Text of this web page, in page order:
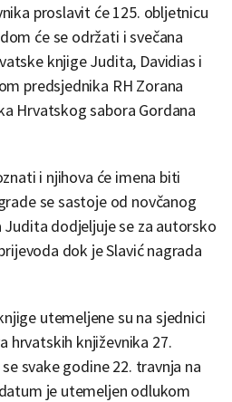
proslavit će 125. obljetnicu
će se održati i svečana
knjige Judita, Davidias i
predsjednika RH Zorana
Hrvatskog sabora Gordana
i njihova će imena biti
se sastoje od novčanog
Judita dodjeljuje se za autorsko
dok je Slavić nagrada
utemeljene su na sjednici
hrvatskih književnika 27.
svake godine 22. travnja na
je utemeljen odlukom